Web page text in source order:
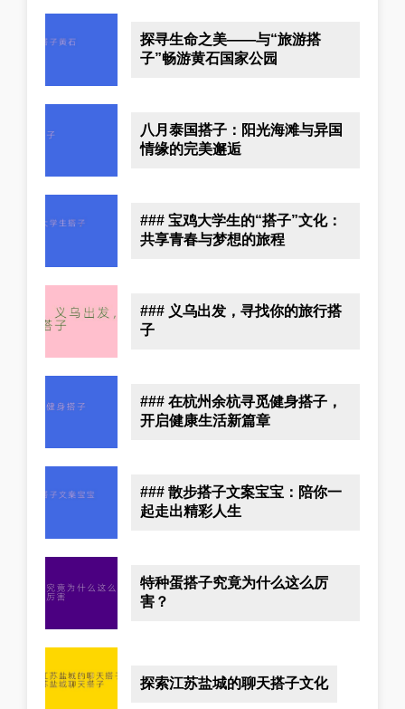
探寻生命之美——与“旅游搭
子”畅游黄石国家公园
八月泰国搭子：阳光海滩与异国
情缘的完美邂逅
### 宝鸡大学生的“搭子”文化：
共享青春与梦想的旅程
### 义乌出发，寻找你的旅行搭
子
### 在杭州余杭寻觅健身搭子，
开启健康生活新篇章
### 散步搭子文案宝宝：陪你一
起走出精彩人生
特种蛋搭子究竟为什么这么厉
害？
探索江苏盐城的聊天搭子文化